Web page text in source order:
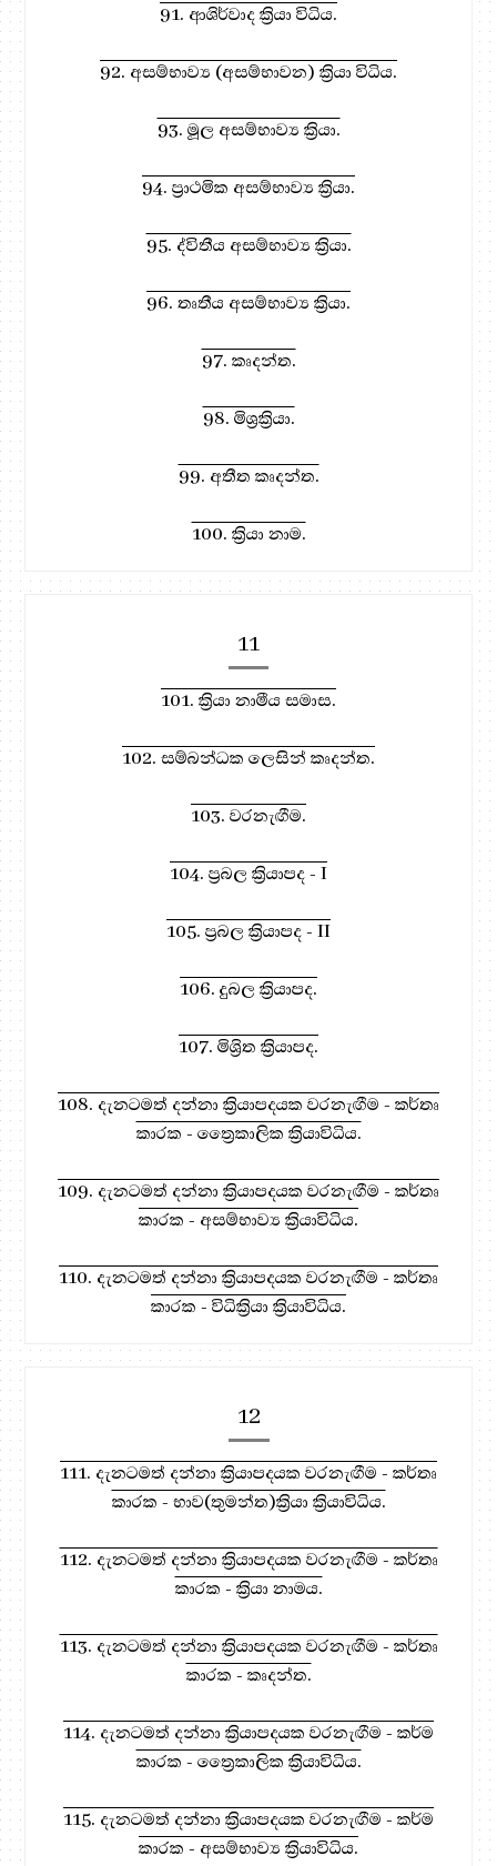
91. ආශිර්වාද ක්‍රියා විධිය.
92. අසම්භාව්‍ය (අසම්භාවන) ක්‍රියා විධිය.
93. මූල අසම්භාව්‍ය ක්‍රියා.
94. ප්‍රාථමික අසම්භාව්‍ය ක්‍රියා.
95. ද්විතීය අසම්භාව්‍ය ක්‍රියා.
96. තෘතීය අසම්භාව්‍ය ක්‍රියා.
97. කෘදන්ත.
98. මිශ්‍රක්‍රියා.
99. අතීත කෘදන්ත.
100. ක්‍රියා නාම.
11
101. ක්‍රියා නාමීය සමාස.
102. සම්බන්ධක ලෙසින් කෘදන්ත.
103. වරනැඟීම.
104. ප්‍රබල ක්‍රියාපද - I
105. ප්‍රබල ක්‍රියාපද - II
106. දුබල ක්‍රියාපද.
107. මිශ්‍රිත ක්‍රියාපද.
108. දැනටමත් දන්නා ක්‍රියාපදයක වරනැඟීම - කර්තෘ
කාරක - ත්‍රෛකාලික ක්‍රියාවිධිය.
109. දැනටමත් දන්නා ක්‍රියාපදයක වරනැඟීම - කර්තෘ
කාරක - අසම්භාව්‍ය ක්‍රියාවිධිය.
110. දැනටමත් දන්නා ක්‍රියාපදයක වරනැඟීම - කර්තෘ
කාරක - විධික්‍රියා ක්‍රියාවිධිය.
12
111. දැනටමත් දන්නා ක්‍රියාපදයක වරනැඟීම - කර්තෘ
කාරක - භාව(තුමන්ත)ක්‍රියා ක්‍රියාවිධිය.
112. දැනටමත් දන්නා ක්‍රියාපදයක වරනැඟීම - කර්තෘ
කාරක - ක්‍රියා නාමය.
113. දැනටමත් දන්නා ක්‍රියාපදයක වරනැඟීම - කර්තෘ
කාරක - කෘදන්ත.
114. දැනටමත් දන්නා ක්‍රියාපදයක වරනැඟීම - කර්ම
කාරක - ත්‍රෛකාලික ක්‍රියාවිධිය.
115. දැනටමත් දන්නා ක්‍රියාපදයක වරනැඟීම - කර්ම
කාරක - අසම්භාව්‍ය ක්‍රියාවිධිය.